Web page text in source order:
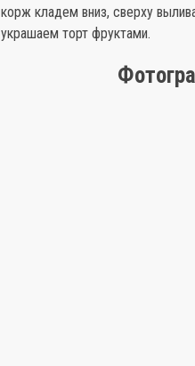
корж кладем вниз, сверху
украшаем торт фруктами.